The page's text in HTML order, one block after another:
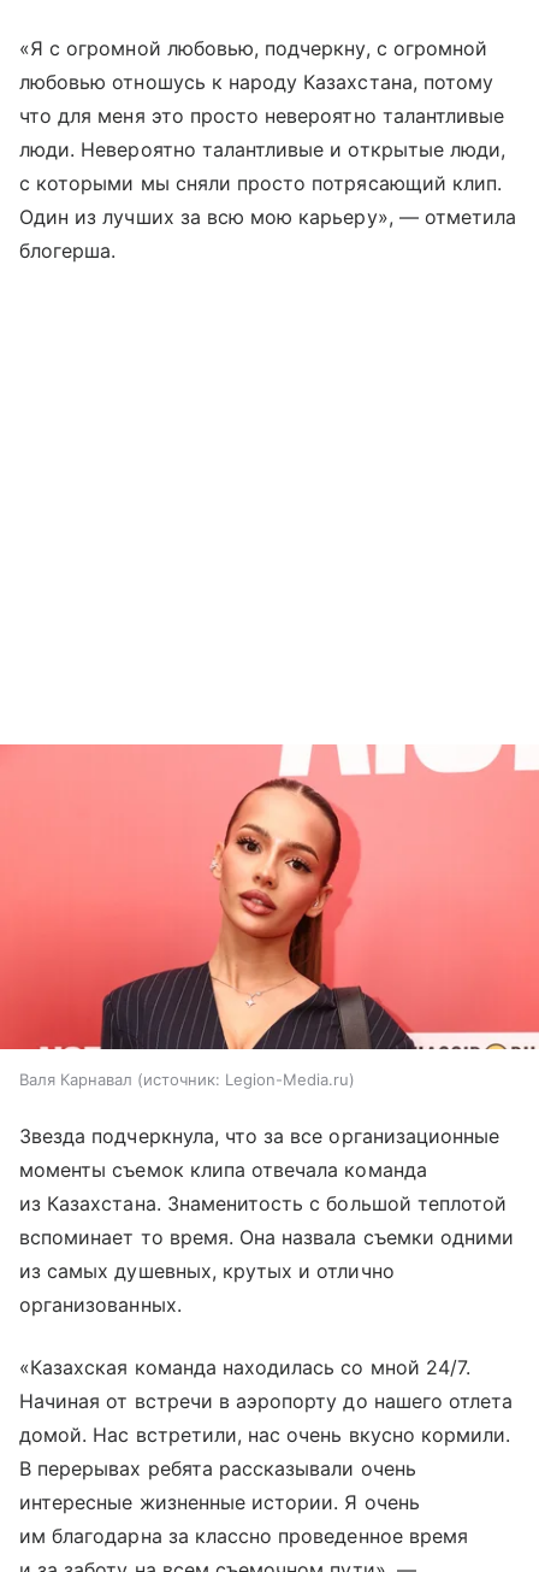
«Я с огромной любовью, подчеркну, с огромной
любовью отношусь к народу Казахстана, потому
что для меня это просто невероятно талантливые
люди. Невероятно талантливые и открытые люди,
с которыми мы сняли просто потрясающий клип.
Один из лучших за всю мою карьеру», — отметила
блогерша.
Валя Карнавал источник: Legion-Media.ru
Звезда подчеркнула, что за все организационные
моменты съемок клипа отвечала команда
из Казахстана. Знаменитость с большой теплотой
вспоминает то время. Она назвала съемки одними
из самых душевных, крутых и отлично
организованных.
«Казахская команда находилась со мной 24/7.
Начиная от встречи в аэропорту до нашего отлета
домой. Нас встретили, нас очень вкусно кормили.
В перерывах ребята рассказывали очень
интересные жизненные истории. Я очень
им благодарна за классно проведенное время